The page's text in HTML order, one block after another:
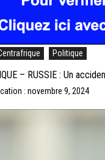
Politique
– RUSSIE : Un
: novembre 9, 2024